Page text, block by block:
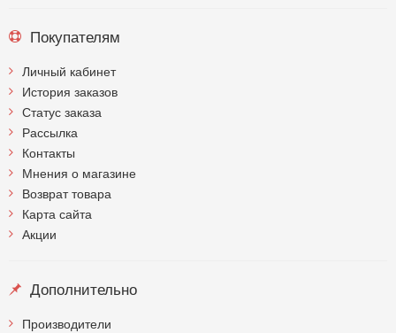
Покупателям
Личный кабинет
История заказов
Статус заказа
Рассылка
Контакты
Мнения о магазине
Возврат товара
Карта сайта
Акции
Дополнительно
Производители